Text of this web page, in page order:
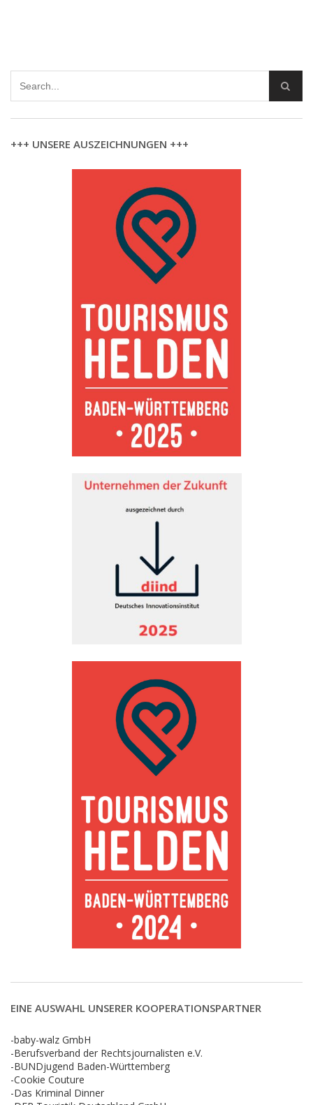
+++ UNSERE AUSZEICHNUNGEN +++
EINE AUSWAHL UNSERER KOOPERATIONSPARTNER
-baby-walz GmbH
-Berufsverband der Rechtsjournalisten e.V.
-BUNDjugend Baden-Württemberg
-Cookie Couture
-Das Kriminal Dinner